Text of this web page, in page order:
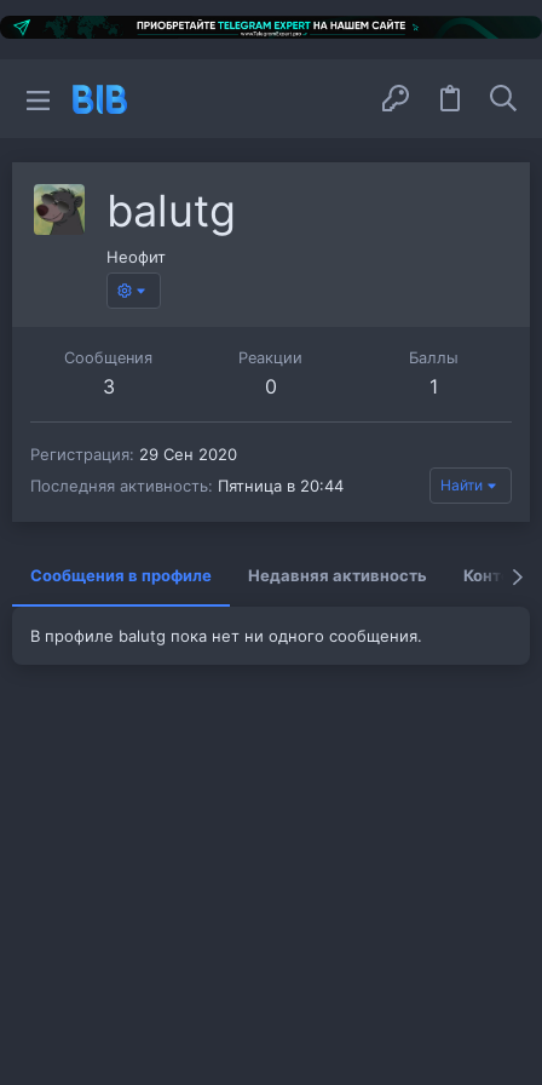
balutg
Неофит
Сообщения
3
Реакции
0
Баллы
1
Регистрация 29 Сен 2020
Последняя активность Пятница в 20:44 Найти
Сообщения в профиле Недавняя активность Контент
В профиле balutg пока нет ни одного сообщения.